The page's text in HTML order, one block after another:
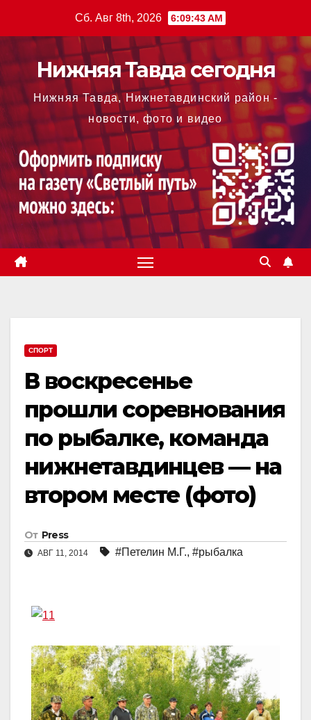
содержимому
Сб. Авг 8th, 2026 6:09:46 AM
Нижняя Тавда сегодня
Нижняя Тавда, Нижнетавдинский район -
новости, фото и видео
СПОРТ
В воскресенье
прошли соревнования
по рыбалке, команда
нижнетавдинцев — на
втором месте (фото)
От Press
АВГ 11, 2014 #Петелин М.Г., #рыбалка